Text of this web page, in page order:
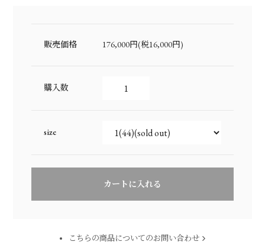
販売価格 176,000円(税16,000円)
購入数
size
こちらの商品についてのお問い合わせ